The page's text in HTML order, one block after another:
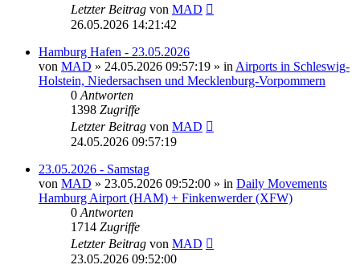
Letzter Beitrag von MAD
26.05.2026 14:21:42
Hamburg Hafen - 23.05.2026
von MAD » 24.05.2026 09:57:19 » in Airports in Schleswig-
Holstein, Niedersachsen und Mecklenburg-Vorpommern
0 Antworten
1398 Zugriffe
Letzter Beitrag von MAD
24.05.2026 09:57:19
23.05.2026 - Samstag
von MAD » 23.05.2026 09:52:00 » in Daily Movements
Hamburg Airport (HAM) + Finkenwerder (XFW)
0 Antworten
1714 Zugriffe
Letzter Beitrag von MAD
23.05.2026 09:52:00